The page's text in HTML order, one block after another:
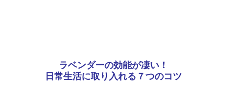
ラベンダーの効能が凄い！
日常生活に取り入れる７つのコツ